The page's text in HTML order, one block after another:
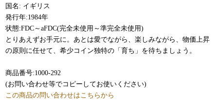
国名: イギリス
発行年:1984年
状態:FDC～aFDC(完全未使用～準完全未使用)
とりあえずお手元に。あとは愛でながら、楽しみながら、物価上昇
の原則に任せて、希少コイン独特の「育ち」を待ちましょう。
商品番号:1000-292
(お問い合わせ等でコピーしてお使いください)
この商品の問い合わせはこちらから